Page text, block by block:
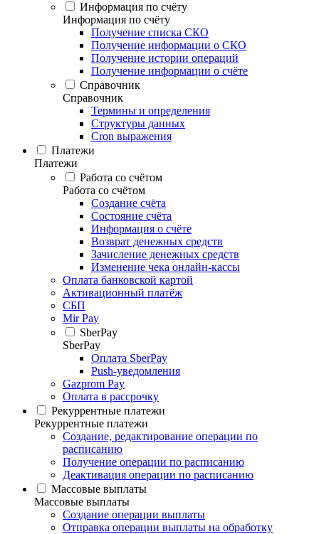
Информация по счёту
Информация по счёту
Получение списка СКО
Получение информации о СКО
Получение истории операций
Получение информации о счёте
Справочник
Справочник
Термины и определения
Структуры данных
Cron выражения
Платежи
Платежи
Работа со счётом
Работа со счётом
Создание счёта
Состояние счёта
Информация о счёте
Возврат денежных средств
Зачисление денежных средств
Изменение чека онлайн-кассы
Оплата банковской картой
Активационный платёж
СБП
Mir Pay
SberPay
SberPay
Оплата SberPay
Push-уведомления
Gazprom Pay
Оплата в рассрочку
Рекуррентные платежи
Рекуррентные платежи
Создание, редактирование операции по
расписанию
Получение операции по расписанию
Деактивация операции по расписанию
Массовые выплаты
Массовые выплаты
Создание операции выплаты
Отправка операции выплаты на обработку